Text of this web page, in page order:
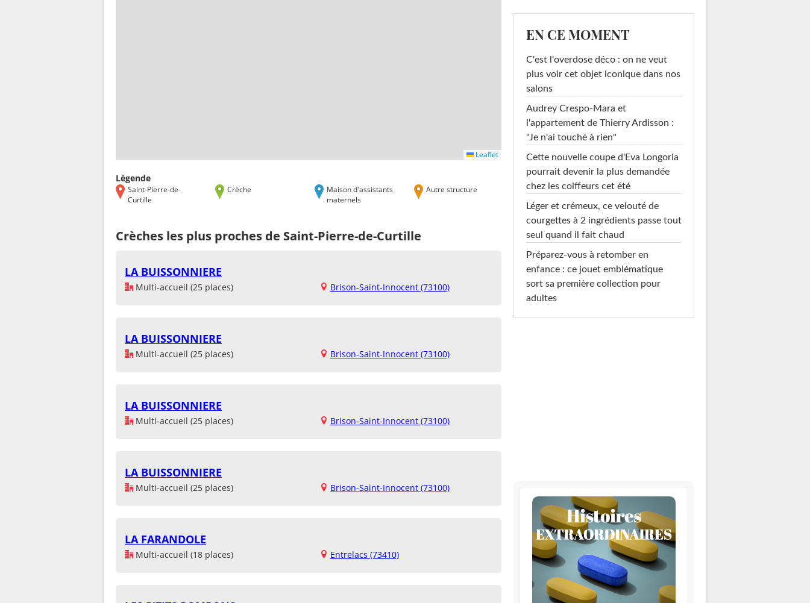
Leaflet
Légende
Saint-Pierre-de-
Curtille
Crèche
Maison d'assistants
maternels
Autre structure
Crèches les plus proches de Saint-Pierre-de-Curtille
LA BUISSONNIERE
Multi-accueil (25 places) Brison-Saint-Innocent (73100)
LA BUISSONNIERE
Multi-accueil (25 places) Brison-Saint-Innocent (73100)
LA BUISSONNIERE
Multi-accueil (25 places) Brison-Saint-Innocent (73100)
LA BUISSONNIERE
Multi-accueil (25 places) Brison-Saint-Innocent (73100)
LA FARANDOLE
Multi-accueil (18 places) Entrelacs (73410)
EN CE MOMENT
C'est l'overdose déco : on ne veut
plus voir cet objet iconique dans nos
salons
Audrey Crespo-Mara et
l'appartement de Thierry Ardisson :
"Je n'ai touché à rien"
Cette nouvelle coupe d'Eva Longoria
pourrait devenir la plus demandée
chez les coiffeurs cet été
Léger et crémeux, ce velouté de
courgettes à 2 ingrédients passe tout
seul quand il fait chaud
Préparez-vous à retomber en
enfance : ce jouet emblématique
sort sa première collection pour
adultes